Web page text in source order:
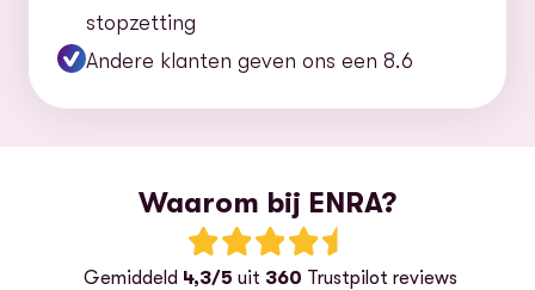
stopzetting
Andere klanten geven ons een 8.6
Waarom bij ENRA?
Beoordeling: 4.5 van 5 sterren
Gemiddeld 4,3/5 uit 360 Trustpilot reviews